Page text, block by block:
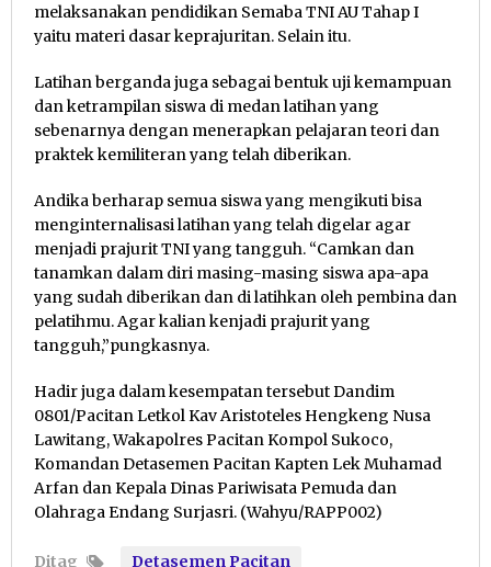
melaksanakan pendidikan Semaba TNI AU Tahap I
yaitu materi dasar keprajuritan. Selain itu.
Latihan berganda juga sebagai bentuk uji kemampuan
dan ketrampilan siswa di medan latihan yang
sebenarnya dengan menerapkan pelajaran teori dan
praktek kemiliteran yang telah diberikan.
Andika berharap semua siswa yang mengikuti bisa
menginternalisasi latihan yang telah digelar agar
menjadi prajurit TNI yang tangguh. “Camkan dan
tanamkan dalam diri masing-masing siswa apa-apa
yang sudah diberikan dan di latihkan oleh pembina dan
pelatihmu. Agar kalian kenjadi prajurit yang
tangguh,”pungkasnya.
Hadir juga dalam kesempatan tersebut Dandim
0801/Pacitan Letkol Kav Aristoteles Hengkeng Nusa
Lawitang, Wakapolres Pacitan Kompol Sukoco,
Komandan Detasemen Pacitan Kapten Lek Muhamad
Arfan dan Kepala Dinas Pariwisata Pemuda dan
Olahraga Endang Surjasri. (Wahyu/RAPP002)
Ditag Detasemen Pacitan